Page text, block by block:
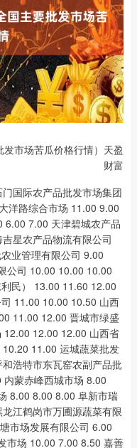
发市场苦瓜价格行情）天盈
财富
国际农产品批发市场集团
洋路综合市场 11.00 9.00
6.00 7.00 天津碧城农产品
星农产品物流有限公司
业管理有限公司 9.00
公司 10.00 10.00 10.00
民） 13.00 11.60 12.00
11.00 10.00 10.50 山西
11.00 12.00 晋城市绿盛
12.00 12.00 12.00 山西省
11.00 运城蔬菜批发
浩特市东瓦窑农副产品批
蒙赤峰西城市场 8.00
8.00 8.00 8.00 阜新市瑞
江鹤岗市万圃源蔬菜有限
市场发展有限公司 6.00
市场 10.00 7.00 8.50 嘉善